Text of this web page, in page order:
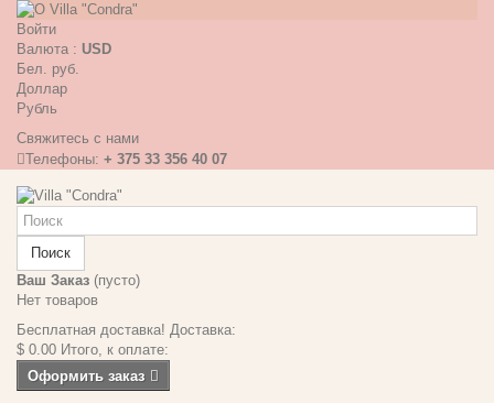
Войти
Валюта : USD
Бел. руб.
Доллар
Рубль
Свяжитесь с нами
Телефоны: + 375 33 356 40 07
Поиск
Ваш Заказ (пусто)
Нет товаров
Бесплатная доставка! Доставка:
$ 0.00 Итого, к оплате:
Оформить заказ